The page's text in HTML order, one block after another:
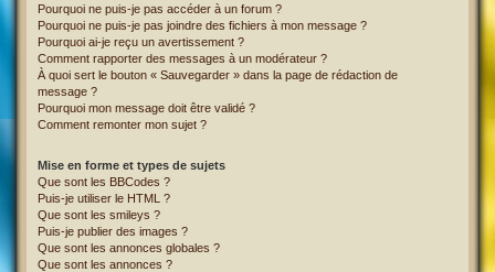
Pourquoi ne puis-je pas accéder à un forum ?
Pourquoi ne puis-je pas joindre des fichiers à mon message ?
Pourquoi ai-je reçu un avertissement ?
Comment rapporter des messages à un modérateur ?
À quoi sert le bouton « Sauvegarder » dans la page de rédaction de
message ?
Pourquoi mon message doit être validé ?
Comment remonter mon sujet ?
Mise en forme et types de sujets
Que sont les BBCodes ?
Puis-je utiliser le HTML ?
Que sont les smileys ?
Puis-je publier des images ?
Que sont les annonces globales ?
Que sont les annonces ?